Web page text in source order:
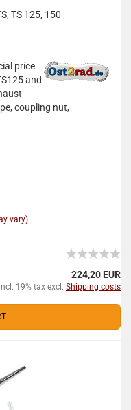
TS 125, 150
price
and
coupling nut,
vary)
224,20 EUR
incl. 19% tax excl. Shipping costs